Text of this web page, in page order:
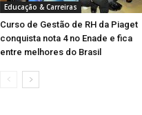
Educação & Carreiras
Curso de Gestão de RH da Piaget
conquista nota 4 no Enade e fica
entre melhores do Brasil